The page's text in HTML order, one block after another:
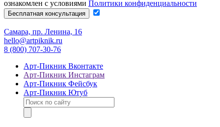
ознакомлен с условиями Политики конфиденциальности
Самара, пр. Ленина, 16
hello@artpiknik.ru
8 (800) 707-30-76
Арт-Пикник Вконтакте
Арт-Пикник Инстаграм
Арт-Пикник Фейсбук
Арт-Пикник Ютуб